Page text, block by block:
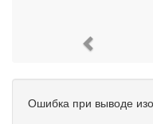
Ошибка при выводе